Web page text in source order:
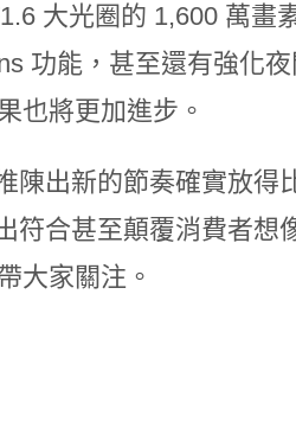
大光圈的 1,600 萬畫
功能，甚至還有強化
也將更加進步。
陳出新的節奏確實放得
符合甚至顛覆消費者想
大家關注。